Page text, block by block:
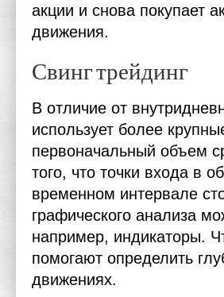
акции и снова покупает
движения.
Свинг трейдинг
В отличие от
использует более
первоначальный объем
того, что точки входа в
временном интервале
графического анализа
например, индикаторы.
помогают определить
движениях.